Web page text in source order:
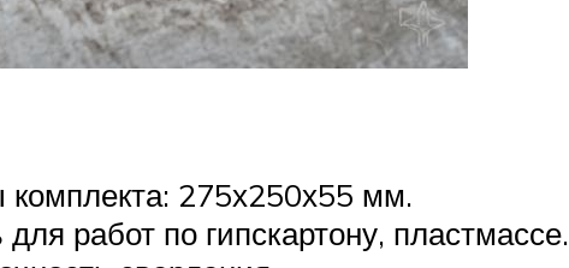
комплекта: 275х250х55 мм.
работ по гипскартону, пластмассе.